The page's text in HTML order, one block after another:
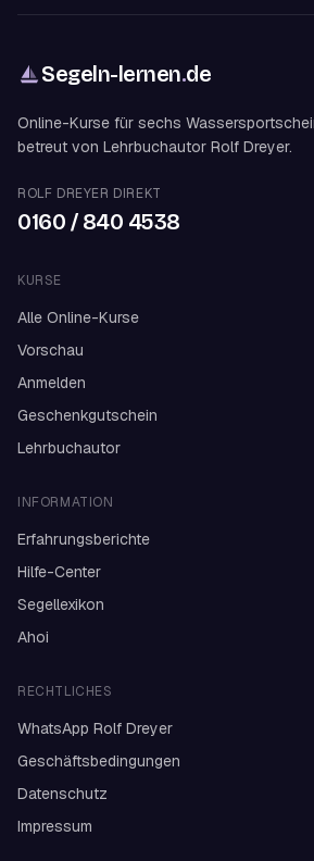
Segeln-lernen.de
Online-Kurse für sechs
betreut von Lehrbuchautor Rolf Dreyer.
ROLF DREYER DIREKT
0160 / 840 4538
KURSE
Alle Online-Kurse
Vorschau
Anmelden
Geschenkgutschein
Lehrbuchautor
INFORMATION
Erfahrungsberichte
Hilfe-Center
Segellexikon
Ahoi
RECHTLICHES
WhatsApp Rolf Dreyer
Geschäftsbedingungen
Datenschutz
Impressum